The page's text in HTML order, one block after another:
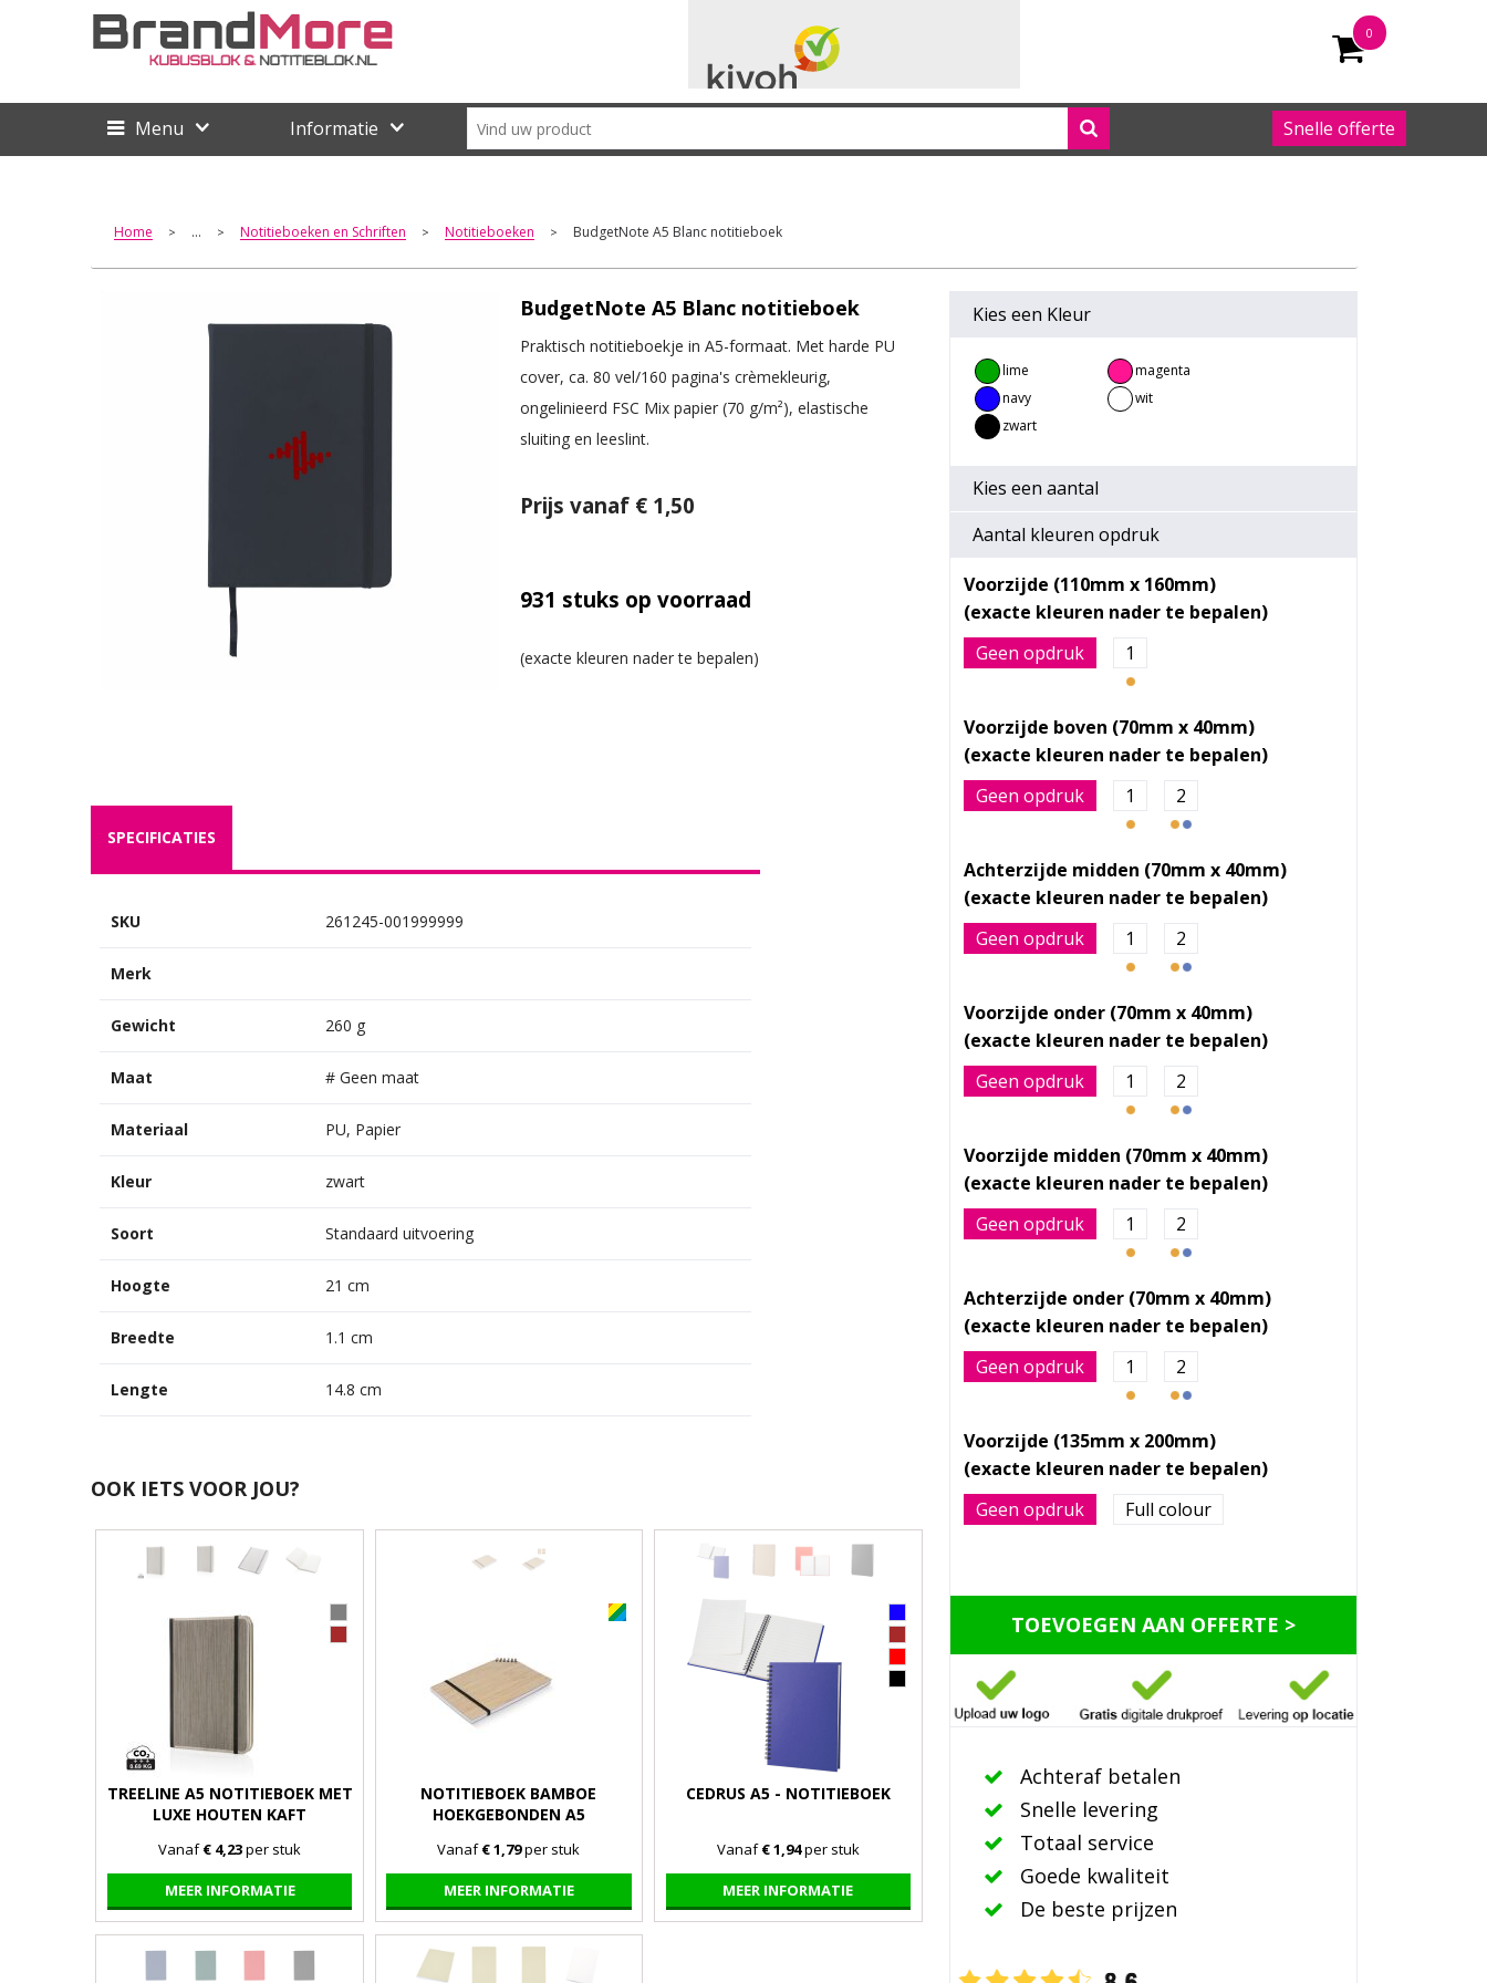
0
Menu Informatie Snelle offerte
Home > ... > Notitieboeken en Schriften > Notitieboeken > BudgetNote A5 Blanc notitieboek
BudgetNote A5 Blanc notitieboek
Praktisch notitieboekje in A5-formaat. Met harde PU
cover, ca. 80 vel/160 pagina's crèmekleurig,
ongelinieerd FSC Mix papier (70 g/m²), elastische
sluiting en leeslint.
Prijs vanaf € 1,50
931 stuks op voorraad
Kies een Kleur
lime
magenta
navy
wit
zwart
Kies een aantal
Aantal kleuren opdruk
Voorzijde (110mm x 160mm)
Geen opdruk 1
Voorzijde boven (70mm x 40mm)
Geen opdruk 1 2
Achterzijde midden (70mm x 40mm)
Geen opdruk 1 2
Voorzijde onder (70mm x 40mm)
Geen opdruk 1 2
Voorzijde midden (70mm x 40mm)
Geen opdruk 1 2
Achterzijde onder (70mm x 40mm)
Geen opdruk 1 2
Voorzijde (135mm x 200mm)
Geen opdruk Full colour
TOEVOEGEN AAN OFFERTE >
Achteraf betalen
Snelle levering
Totaal service
Goede kwaliteit
De beste prijzen
SPECIFICATIES
SKU 261245-001999999
Merk
Gewicht 260 g
Maat # Geen maat
Materiaal PU, Papier
Kleur zwart
Soort Standaard uitvoering
Hoogte 21 cm
Breedte 1.1 cm
Lengte 14.8 cm
OOK IETS VOOR JOU?
TREELINE A5 NOTITIEBOEK MET
LUXE HOUTEN KAFT
Vanaf€ 4,23per stuk
MEER INFORMATIE
NOTITIEBOEK BAMBOE
HOEKGEBONDEN A5
Vanaf€ 1,79per stuk
MEER INFORMATIE
CEDRUS A5 - NOTITIEBOEK
Vanaf€ 1,94per stuk
MEER INFORMATIE